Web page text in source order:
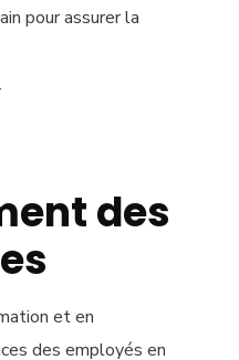
pour assurer la
des
et en
des employés en